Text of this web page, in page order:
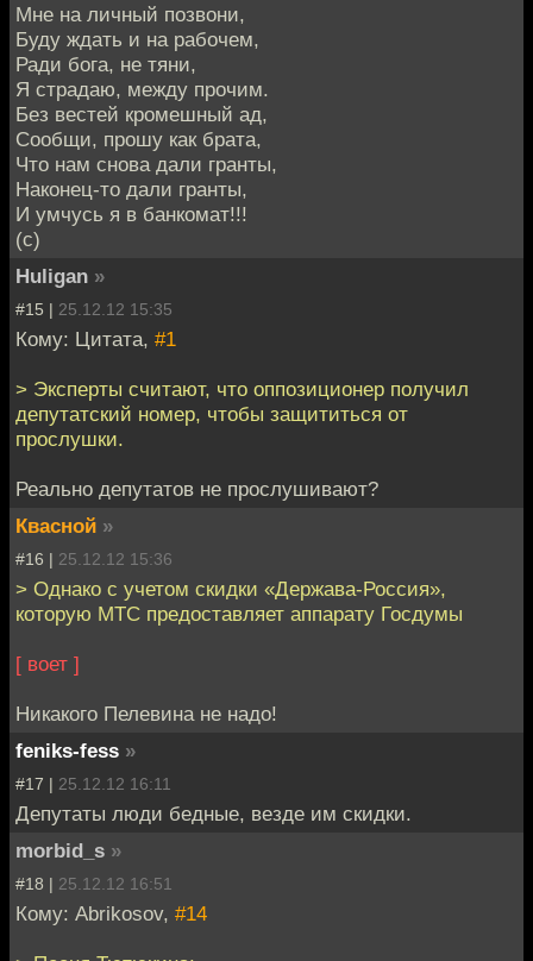
Мне на личный позвони,
Буду ждать и на рабочем,
Ради бога, не тяни,
Я страдаю, между прочим.
Без вестей кромешный ад,
Сообщи, прошу как брата,
Что нам снова дали гранты,
Наконец-то дали гранты,
И умчусь я в банкомат!!!
(с)
Huligan »
#15 | 25.12.12 15:35
Кому: Цитата, #1
> Эксперты считают, что оппозиционeр получил
депутатский номер, чтобы защититься от
прослушки.
Реально депутатов не прослушивают?
Квасной »
#16 | 25.12.12 15:36
> Однако с учетом скидки «Дeржава-Россия»,
которую МТС предоставляет аппарaту Госдумы
[ воет ]
Никакого Пелевина не надо!
feniks-fess »
#17 | 25.12.12 16:11
Депутаты люди бедные, везде им скидки.
morbid_s »
#18 | 25.12.12 16:51
Кому: Abrikosov, #14